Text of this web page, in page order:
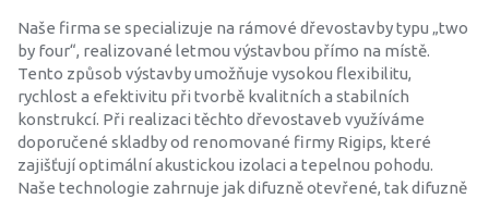
Naše firma se specializuje na rámové dřevostavby typu „two
by four“, realizované letmou výstavbou přímo na místě.
Tento způsob výstavby umožňuje vysokou flexibilitu,
rychlost a efektivitu při tvorbě kvalitních a stabilních
konstrukcí. Při realizaci těchto dřevostaveb využíváme
doporučené skladby od renomované firmy Rigips, které
zajišťují optimální akustickou izolaci a tepelnou pohodu.
Naše technologie zahrnuje jak difuzně otevřené, tak difuzně